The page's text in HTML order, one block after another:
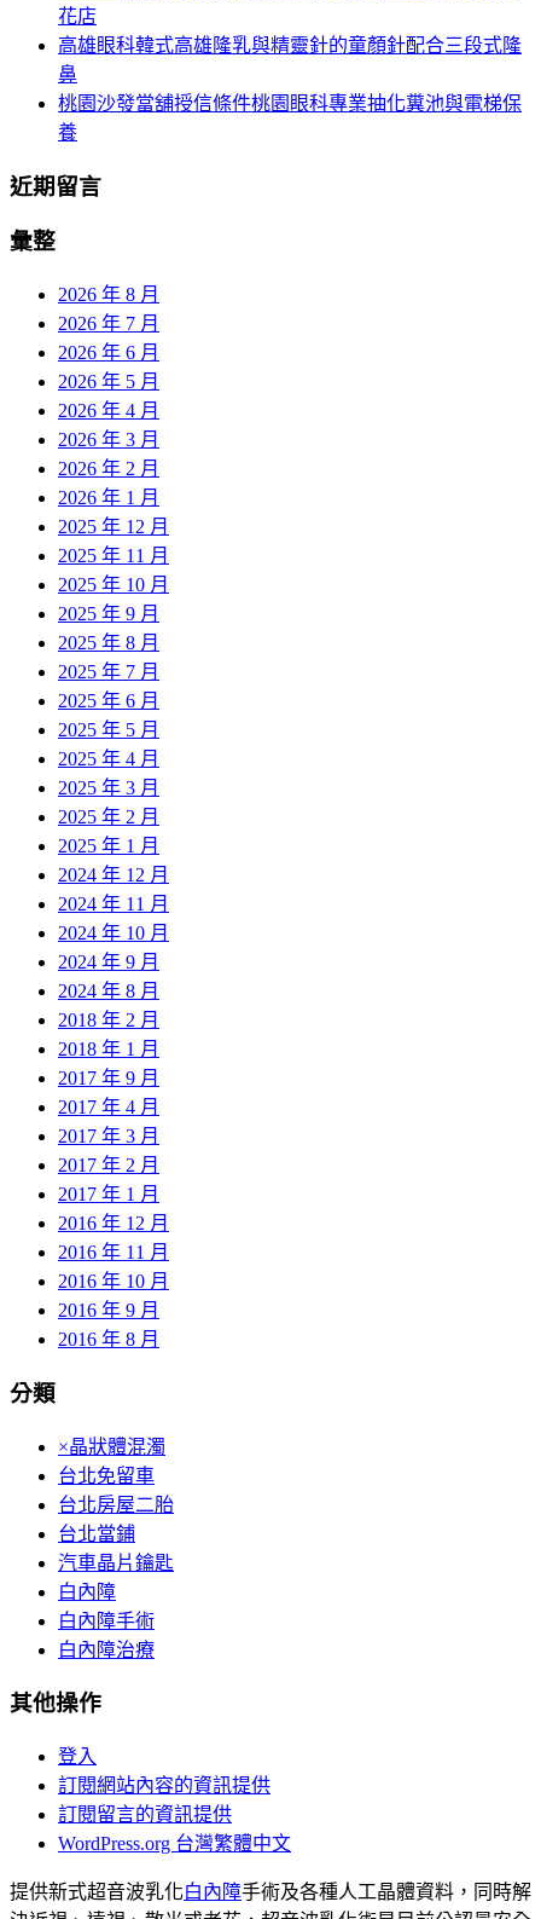
花店
高雄眼科韓式高雄隆乳與精靈針的童顏針配合三段式隆
鼻
桃園沙發當舖授信條件桃園眼科專業抽化糞池與電梯保
養
近期留言
彙整
2026 年 8 月
2026 年 7 月
2026 年 6 月
2026 年 5 月
2026 年 4 月
2026 年 3 月
2026 年 2 月
2026 年 1 月
2025 年 12 月
2025 年 11 月
2025 年 10 月
2025 年 9 月
2025 年 8 月
2025 年 7 月
2025 年 6 月
2025 年 5 月
2025 年 4 月
2025 年 3 月
2025 年 2 月
2025 年 1 月
2024 年 12 月
2024 年 11 月
2024 年 10 月
2024 年 9 月
2024 年 8 月
2018 年 2 月
2018 年 1 月
2017 年 9 月
2017 年 4 月
2017 年 3 月
2017 年 2 月
2017 年 1 月
2016 年 12 月
2016 年 11 月
2016 年 10 月
2016 年 9 月
2016 年 8 月
分類
×晶狀體混濁
台北免留車
台北房屋二胎
台北當鋪
汽車晶片鑰匙
白內障
白內障手術
白內障治療
其他操作
登入
訂閱網站內容的資訊提供
訂閱留言的資訊提供
WordPress.org 台灣繁體中文
提供新式超音波乳化白內障手術及各種人工晶體資料，同時解